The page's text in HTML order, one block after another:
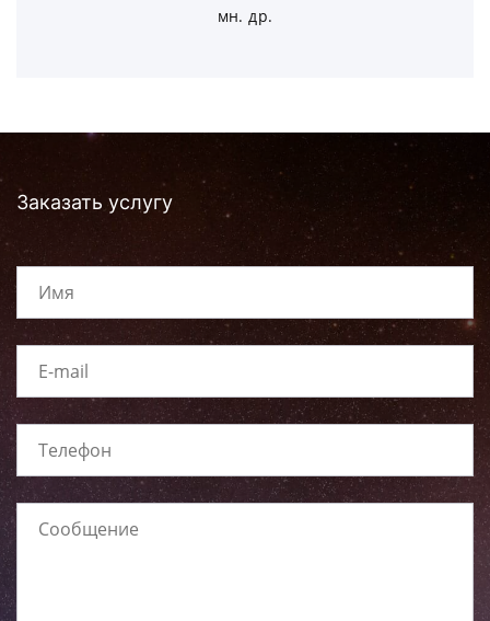
мн. др.
Заказать услугу